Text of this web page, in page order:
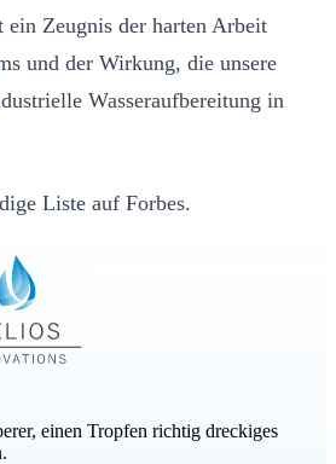
ein Zeugnis der harten Arbeit
und der Wirkung, die unsere
Wasseraufbereitung in
Liste auf Forbes.
einen Tropfen richtig dreckiges